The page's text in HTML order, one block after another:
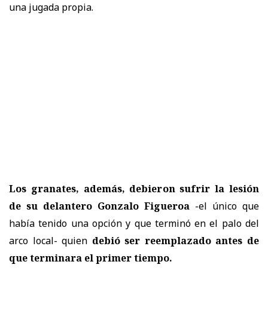
una jugada propia.
Los granates, además, debieron sufrir la lesión
de su delantero Gonzalo Figueroa -el único que
había tenido una opción y que terminó en el palo del
arco local- quien debió ser reemplazado antes de
que terminara el primer tiempo.